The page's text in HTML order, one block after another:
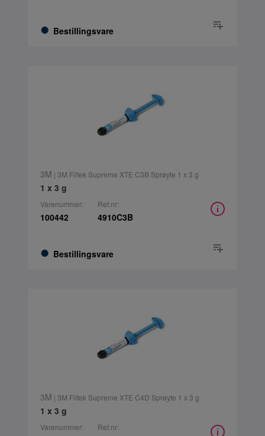
Bestillingsvare
3M | 3M Filtek Supreme XTE C3B Sprøyte 1 x 3 g
1 x 3 g
Varenummer:
100442
Bestillingsvare
Ref.nr:
4910C3B
3M | 3M Filtek Supreme XTE C4D Sprøyte 1 x 3 g
1 x 3 g
Varenummer: Ref.nr: